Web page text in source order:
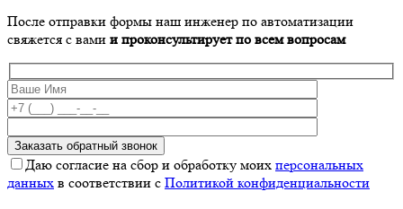
После отправки формы наш инженер по автоматизации
свяжется с вами и проконсультирует по всем вопросам
Даю согласие на сбор и обработку моих персональных
данных в соответствии с Политикой конфиденциальности